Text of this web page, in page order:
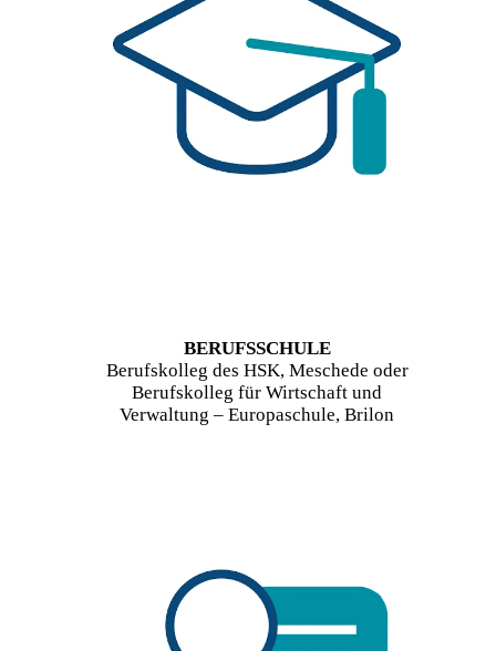
BERUFSSCHULE
Berufskolleg des HSK, Meschede oder
Berufskolleg für Wirtschaft und
Verwaltung – Europaschule, Brilon